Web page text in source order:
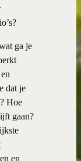
ga je
dat je
Hoe
gaan?
en